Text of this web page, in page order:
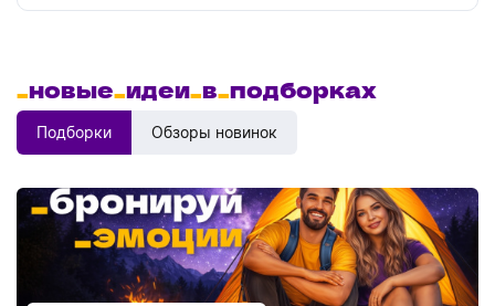
_новые_идеи_в_подборках
Подборки Обзоры новинок